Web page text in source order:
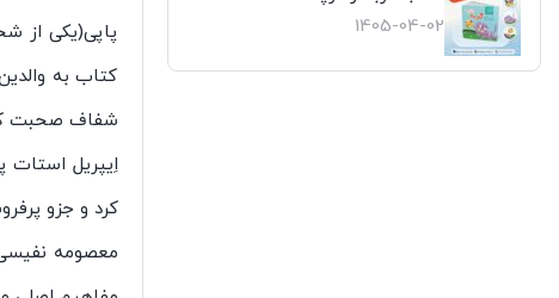
1405-04-02
پاپی(یکی از
کتاب به
شفاف صحبت
اِیپریل استات
کرد و جزو
معصومه